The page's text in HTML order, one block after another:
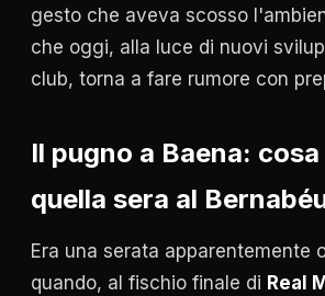
gesto che aveva scosso
che oggi, alla luce di nuovi
club, torna a fare rumore con
Il pugno a Baena:
quella sera al
Era una serata apparentemente
quando, al fischio finale di Real